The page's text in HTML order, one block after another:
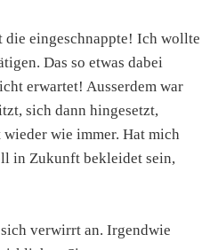
die eingeschnappte! Ich wollte
Das so etwas dabei
erwartet! Ausserdem war
sich dann hingesetzt,
wie immer. Hat mich
in Zukunft bekleidet sein,
verwirrt an. Irgendwie